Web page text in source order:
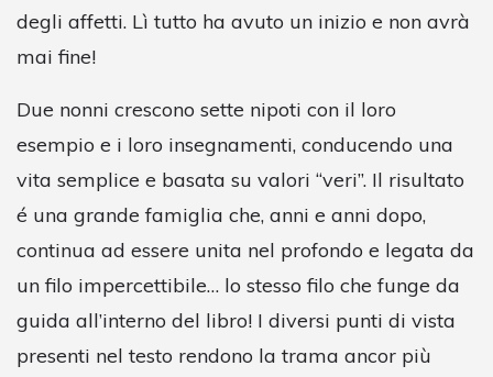
degli affetti. Lì tutto ha avuto un inizio e non avrà
mai fine!
Due nonni crescono sette nipoti con il loro
esempio e i loro insegnamenti, conducendo una
vita semplice e basata su valori “veri”. Il risultato
é una grande famiglia che, anni e anni dopo,
continua ad essere unita nel profondo e legata da
un filo impercettibile… lo stesso filo che funge da
guida all’interno del libro! I diversi punti di vista
presenti nel testo rendono la trama ancor più